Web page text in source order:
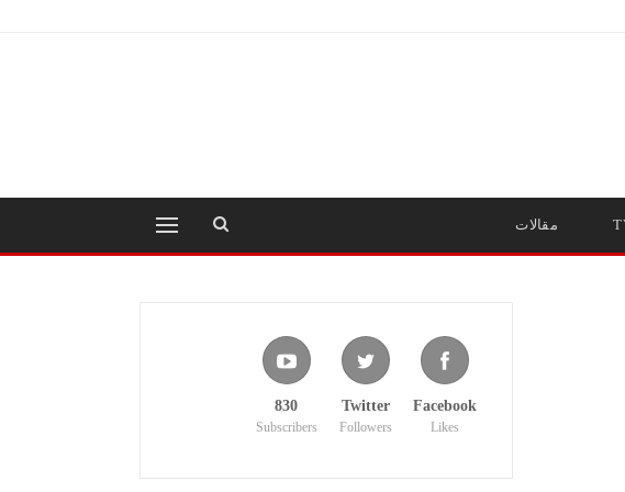
مقالات
Facebook
Likes
Twitter
Followers
830
Subscribers